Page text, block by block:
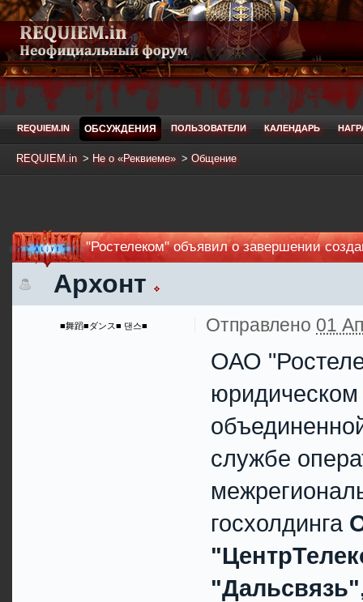
REQUIEM.IN ОБСУЖДЕНИЯ ПОЛЬЗОВАТЕЛИ КАЛЕНДАРЬ
REQUIEM.in > Не о «Реквиеме» > Общение
"Ростелеком" объявил о завершении
Архонт
■舞蹈■ダンス■ 댄스■ Отправлено 01
ОАО
службе
госхолдинга